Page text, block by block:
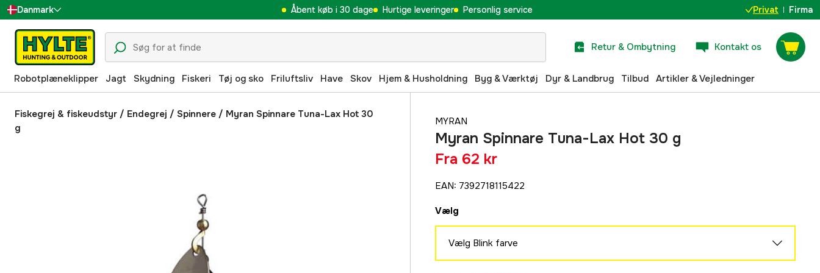
Danmark
Sverige
Suomi
Norge
Deutschland
Åbent køb i 30 dage Hurtige leveringer Personlig service Privat Firma
Retur & Ombytning Kontakt os
Robotplæneklipper Jagt Skydning Fiskeri Tøj og sko Friluftsliv Have Skov Hjem & Husholdning Byg & Værktøj Dyr & Landbrug Tilbud Artikler & Vejledninger
Fiskegrej & fiskeudstyr / Endegrej / Spinnere / Myran Spinnare Tuna-Lax Hot 30
g
MYRAN
Myran Spinnare Tuna-Lax Hot 30 g
Fra 62 kr
EAN: 7392718115422
Vælg
Vælg Blink farve